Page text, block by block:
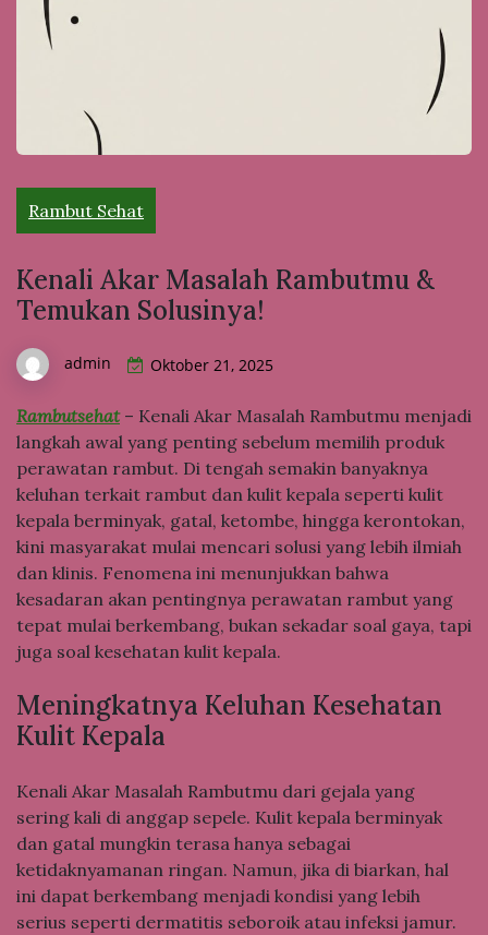
Rambut Sehat
Kenali Akar Masalah Rambutmu &
Temukan Solusinya!
admin Oktober 21, 2025
Rambutsehat– Kenali Akar Masalah Rambutmu menjadi
langkah awal yang penting sebelum memilih produk
perawatan rambut. Di tengah semakin banyaknya
keluhan terkait rambut dan kulit kepala seperti kulit
kepala berminyak, gatal, ketombe, hingga kerontokan,
kini masyarakat mulai mencari solusi yang lebih ilmiah
dan klinis. Fenomena ini menunjukkan bahwa
kesadaran akan pentingnya perawatan rambut yang
tepat mulai berkembang, bukan sekadar soal gaya, tapi
juga soal kesehatan kulit kepala.
Meningkatnya Keluhan Kesehatan
Kulit Kepala
Kenali Akar Masalah Rambutmu dari gejala yang
sering kali di anggap sepele. Kulit kepala berminyak
dan gatal mungkin terasa hanya sebagai
ketidaknyamanan ringan. Namun, jika di biarkan, hal
ini dapat berkembang menjadi kondisi yang lebih
serius seperti dermatitis seboroik atau infeksi jamur.